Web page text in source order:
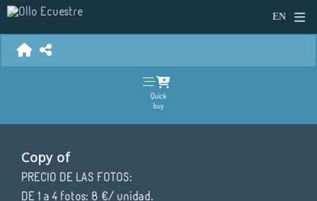
Quick
buy
Copy of
PRECIO DE LAS FOTOS:
DE 1 a 4 fotos: 8 €/ unidad.